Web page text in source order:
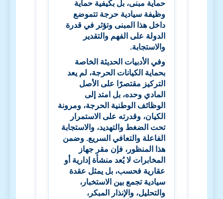
حماية مبنى، بل بكيفية حماية
وظيفة سيادية حرجة تتموضع
داخل هذا المبنى وتؤثر في قدرة
الدولة على الفهم والتقدير
والاستجابة.
وفي الأدبيات الحديثة الخاصة
بحماية الكيانات الحرجة، لم يعد
التركيز مقتصرًا على الأصل
المادي وحده، بل امتد إلى
الوظائف الوطنية الحرجة، ومرونة
الكيان، وقدرته على الاستمرار
تحت الضغط والتهديد، والاستجابة
الفاعلة والتعافي السريع. وضمن
هذا المنظور، فإن مقر جهاز
المخابرات لا يُعد منشأة إدارية أو
عقارية فحسب، بل يمثل عقدة
سيادية تجمع بين الاستخبار،
والتحليل، والإنذار المبكر،